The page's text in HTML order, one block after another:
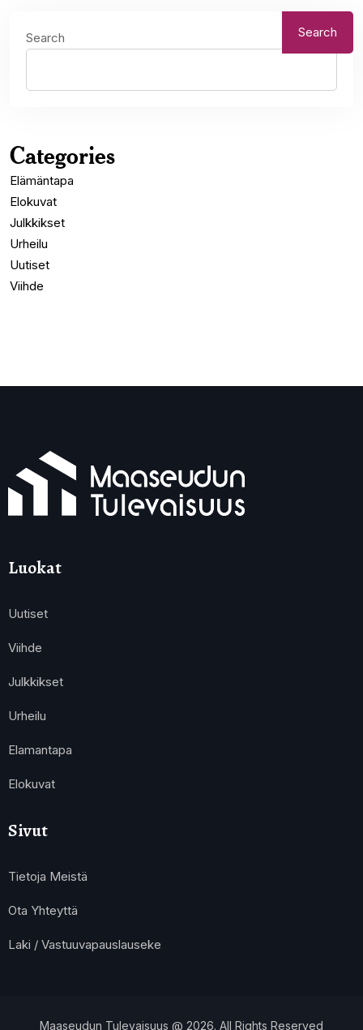
Search Search
Categories
Elämäntapa
Elokuvat
Julkkikset
Urheilu
Uutiset
Viihde
Luokat
Uutiset
Viihde
Julkkikset
Urheilu
Elamantapa
Elokuvat
Sivut
Tietoja Meistä
Ota Yhteyttä
Laki / Vastuuvapauslauseke
Maaseudun Tulevaisuus @ 2026. All Rights Reserved